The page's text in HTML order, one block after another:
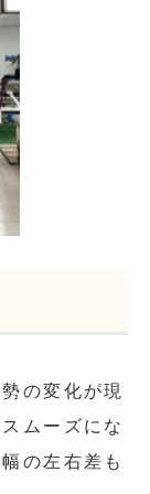
の変化が現
ムーズにな
の左右差も